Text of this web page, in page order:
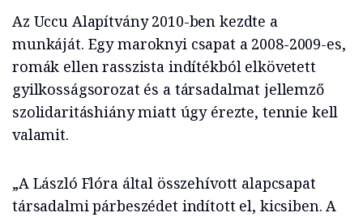
Az Uccu Alapítvány 2010-ben kezdte a
munkáját. Egy maroknyi csapat a 2008-2009-es,
romák ellen rasszista indítékból elkövetett
gyilkosságsorozat és a társadalmat jellemző
szolidaritáshiány miatt úgy érezte, tennie kell
valamit.
„A László Flóra által összehívott alapcsapat
társadalmi párbeszédet indított el, kicsiben. A